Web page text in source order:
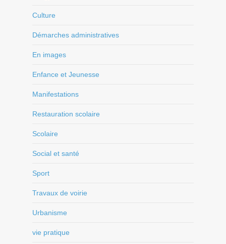
Culture
Démarches administratives
En images
Enfance et Jeunesse
Manifestations
Restauration scolaire
Scolaire
Social et santé
Sport
Travaux de voirie
Urbanisme
vie pratique